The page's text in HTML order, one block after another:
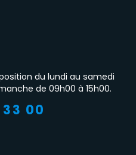
du lundi au samedi
de 09h00 à 15h00.
00